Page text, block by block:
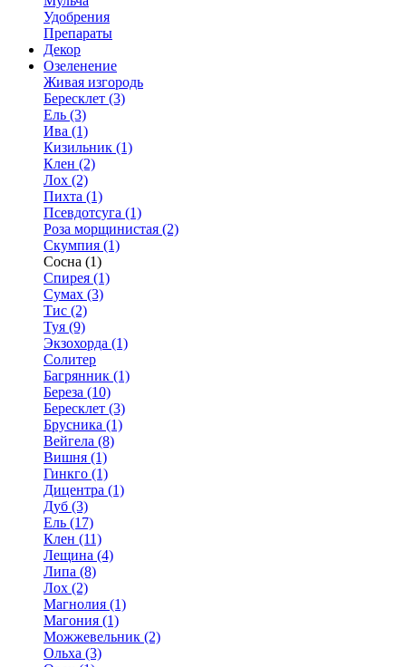
Удобрения
Препараты
Декор
Озеленение
Живая изгородь
Бересклет (3)
Ель (3)
Ива (1)
Кизильник (1)
Клен (2)
Лох (2)
Пихта (1)
Псевдотсуга (1)
Роза морщинистая (2)
Скумпия (1)
Сосна (1)
Спирея (1)
Сумах (3)
Тис (2)
Туя (9)
Экзохорда (1)
Солитер
Багрянник (1)
Береза (10)
Бересклет (3)
Брусника (1)
Вейгела (8)
Вишня (1)
Гинкго (1)
Дицентра (1)
Дуб (3)
Ель (17)
Клен (11)
Лещина (4)
Липа (8)
Лох (2)
Магнолия (1)
Магония (1)
Можжевельник (2)
Ольха (3)